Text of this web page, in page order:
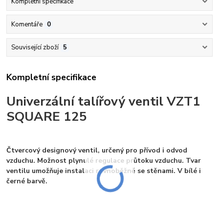
Komentáře 0
Související zboží 5
Kompletní specifikace
Univerzální talířový ventil VZT1
SQUARE 125
Čtvercový designový ventil, určený pro přívod i odvod
vzduchu. Možnost plynulé regulace průtoku vzduchu. Tvar
ventilu umožňuje instalaci rovnoběžně se stěnami. V bílé i
černé barvě.